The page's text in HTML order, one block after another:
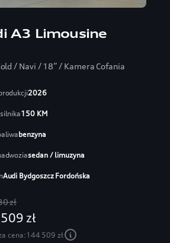
A3 Limousine
/ Navi / 18” / Kamera Cofania
2026
150KM
benzyna
sedan / limuzyna
Audi Bydgoszcz Fordońska
zł
zł
cena:144 509 zł